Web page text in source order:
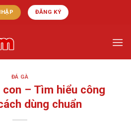
ĐĂNG KÝ
ĐÁ GÀ
– Tìm hiểu công
dùng chuẩn